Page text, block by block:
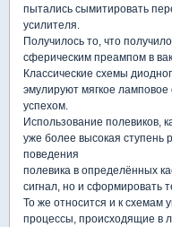
пытались сымитировать
усилителя.
Получилось то, что
сферическим преампом в
Классические схемы
эмулируют мягкое
успехом.
Использование полевиков,
уже более высокая ступень
поведения
полевика в определённых
сигнал, но и сформировать
То же относится и к схемам
процессы, происходящие в